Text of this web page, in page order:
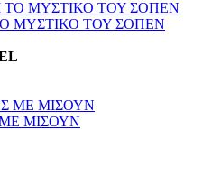
ΜΥΣΤΙΚΟ ΤΟΥ ΣΟΠΕΝ
ΜΙΣΟΥΝ